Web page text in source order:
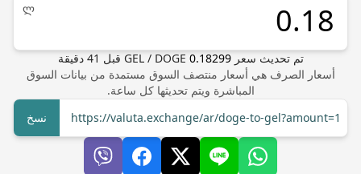
ლ
تم تحديث سعر GEL/ DOGE 0.18299 قبل 41 دقيقة
أسعار الصرف هي أسعار منتصف السوق مستمدة من بيانات السوق
المباشرة ويتم تحديثها كل ساعة.
https://valuta.exchange/ar/doge-to-gel?amount=1
نسخ